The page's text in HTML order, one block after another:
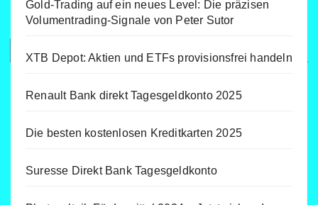
Gold-Trading auf ein neues Level: Die präzisen
Volumentrading-Signale von Peter Sutor
XTB Depot: Aktien und ETFs provisionsfrei handeln
Renault Bank direkt Tagesgeldkonto 2025
Die besten kostenlosen Kreditkarten 2025
Suresse Direkt Bank Tagesgeldkonto